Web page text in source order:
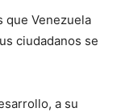
que Venezuela
ciudadanos se
a su